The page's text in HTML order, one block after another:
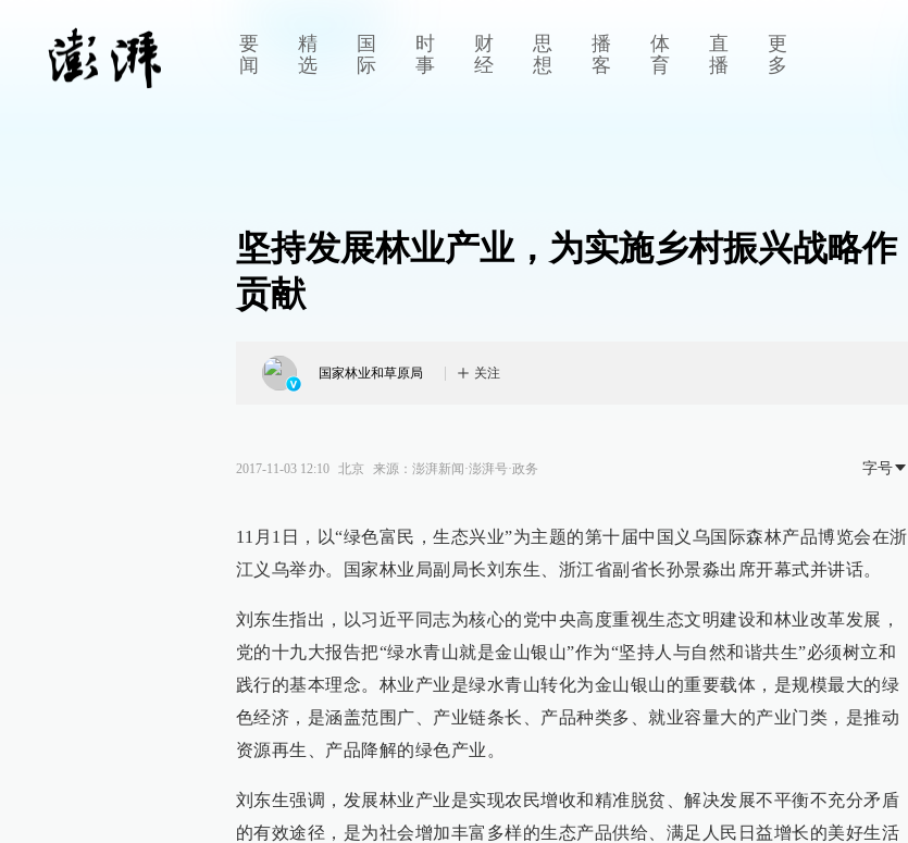
要
闻
精
选
国
际
时
事
财
经
思
想
播
客
体
育
直
播
更
多
坚持发展林业产业，为实施乡村振兴战略作
贡献
国家林业和草原局 关注
2017-11-03 12:10 北京 来源： 澎湃新闻·澎湃号·政务 字号
11月1日，以“绿色富民，生态兴业”为主题的第十届中国义乌国际森林产品博览会在浙
江义乌举办。国家林业局副局长刘东生、浙江省副省长孙景淼出席开幕式并讲话。
刘东生指出，以习近平同志为核心的党中央高度重视生态文明建设和林业改革发展，
党的十九大报告把“绿水青山就是金山银山”作为“坚持人与自然和谐共生”必须树立和
践行的基本理念。林业产业是绿水青山转化为金山银山的重要载体，是规模最大的绿
色经济，是涵盖范围广、产业链条长、产品种类多、就业容量大的产业门类，是推动
资源再生、产品降解的绿色产业。
刘东生强调，发展林业产业是实现农民增收和精准脱贫、解决发展不平衡不充分矛盾
的有效途径，是为社会增加丰富多样的生态产品供给、满足人民日益增长的美好生活